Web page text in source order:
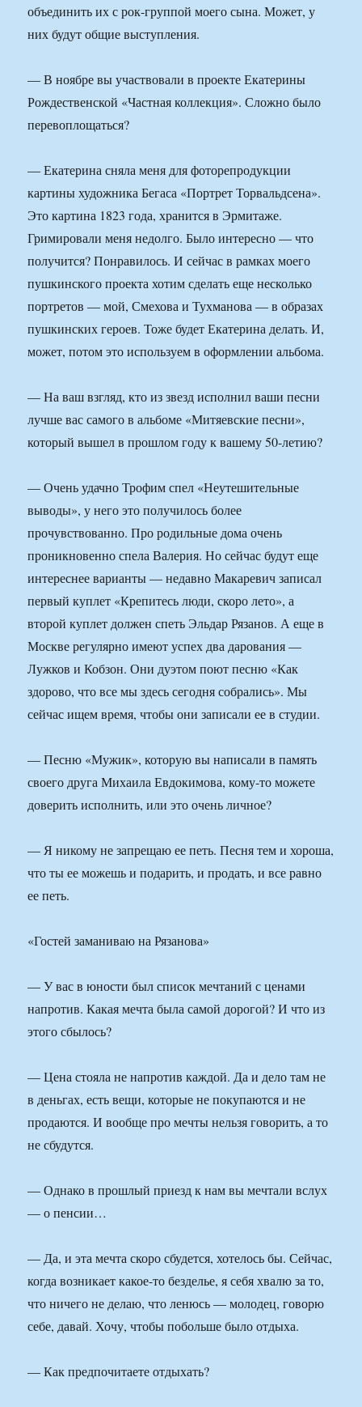
объединить их с рок-группой моего сына. Может, у
них будут общие выступления.
— В ноябре вы участвовали в проекте Екатерины
Рождественской «Частная коллекция». Сложно было
перевоплощаться?
— Екатерина сняла меня для фоторепродукции
картины художника Бегаса «Портрет Торвальдсена».
Это картина 1823 года, хранится в Эрмитаже.
Гримировали меня недолго. Было интересно — что
получится? Понравилось. И сейчас в рамках моего
пушкинского проекта хотим сделать еще несколько
портретов — мой, Смехова и Тухманова — в образах
пушкинских героев. Тоже будет Екатерина делать. И,
может, потом это используем в оформлении альбома.
— На ваш взгляд, кто из звезд исполнил ваши песни
лучше вас самого в альбоме «Митяевские песни»,
который вышел в прошлом году к вашему 50-летию?
— Очень удачно Трофим спел «Неутешительные
выводы», у него это получилось более
прочувствованно. Про родильные дома очень
проникновенно спела Валерия. Но сейчас будут еще
интереснее варианты — недавно Макаревич записал
первый куплет «Крепитесь люди, скоро лето», а
второй куплет должен спеть Эльдар Рязанов. А еще в
Москве регулярно имеют успех два дарования —
Лужков и Кобзон. Они дуэтом поют песню «Как
здорово, что все мы здесь сегодня собрались». Мы
сейчас ищем время, чтобы они записали ее в студии.
— Песню «Мужик», которую вы написали в память
своего друга Михаила Евдокимова, кому-то можете
доверить исполнить, или это очень личное?
— Я никому не запрещаю ее петь. Песня тем и хороша,
что ты ее можешь и подарить, и продать, и все равно
ее петь.
«Гостей заманиваю на Рязанова»
— У вас в юности был список мечтаний с ценами
напротив. Какая мечта была самой дорогой? И что из
этого сбылось?
— Цена стояла не напротив каждой. Да и дело там не
в деньгах, есть вещи, которые не покупаются и не
продаются. И вообще про мечты нельзя говорить, а то
не сбудутся.
— Однако в прошлый приезд к нам вы мечтали вслух
— о пенсии…
— Да, и эта мечта скоро сбудется, хотелось бы. Сейчас,
когда возникает какое-то безделье, я себя хвалю за то,
что ничего не делаю, что ленюсь — молодец, говорю
себе, давай. Хочу, чтобы побольше было отдыха.
— Как предпочитаете отдыхать?